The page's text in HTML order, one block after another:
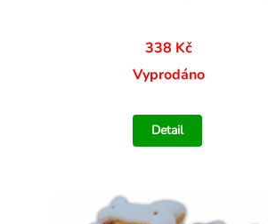
338 Kč
Vyprodáno
Detail